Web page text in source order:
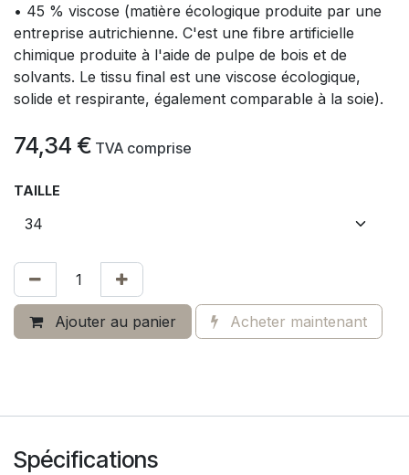
• 45 % viscose (matière écologique produite par une
entreprise autrichienne. C'est une fibre artificielle
chimique produite à l'aide de pulpe de bois et de
solvants. Le tissu final est une viscose écologique,
solide et respirante, également comparable à la soie).
74,34 € TVA comprise
TAILLE
Ajouter au panier Acheter maintenant
Spécifications